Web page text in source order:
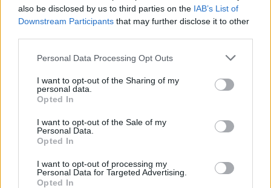
also be disclosed by us to third parties on the IAB’s List of
Downstream Participants that may further disclose it to other
Personal Data Processing Opt Outs
I want to opt-out of the Sharing of my
personal data.
Opted In
I want to opt-out of the Sale of my
Personal Data.
Opted In
I want to opt-out of processing my
Personal Data for Targeted Advertising.
Opted In
kilómetros
Lleidaa 139,54 kilómetros
Huescaa 221,17
kilómetros
Zaragoza a 261,31
kilómetros
264,58 kilómetros
Castellóna 289,40
kilómetros
Teruela 332,12 kilómetros